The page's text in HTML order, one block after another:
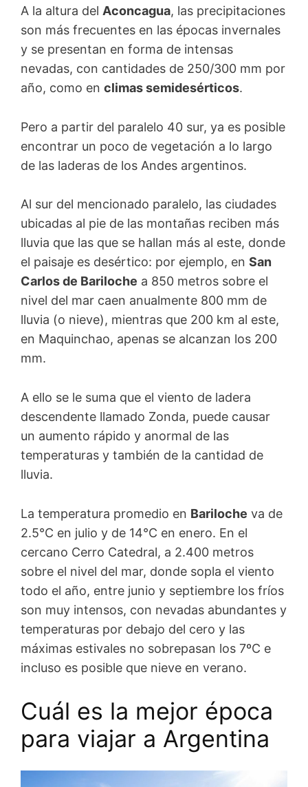
A la altura del Aconcagua, las precipitaciones
son más frecuentes en las épocas invernales
y se presentan en forma de intensas
nevadas, con cantidades de 250/300 mm por
año, como en climas semidesérticos.
Pero a partir del paralelo 40 sur, ya es posible
encontrar un poco de vegetación a lo largo
de las laderas de los Andes argentinos.
Al sur del mencionado paralelo, las ciudades
ubicadas al pie de las montañas reciben más
lluvia que las que se hallan más al este, donde
el paisaje es desértico: por ejemplo, en San
Carlos de Bariloche a 850 metros sobre el
nivel del mar caen anualmente 800 mm de
lluvia (o nieve), mientras que 200 km al este,
en Maquinchao, apenas se alcanzan los 200
mm.
A ello se le suma que el viento de ladera
descendente llamado Zonda, puede causar
un aumento rápido y anormal de las
temperaturas y también de la cantidad de
lluvia.
La temperatura promedio en Bariloche va de
2.5°C en julio y de 14°C en enero. En el
cercano Cerro Catedral, a 2.400 metros
sobre el nivel del mar, donde sopla el viento
todo el año, entre junio y septiembre los fríos
son muy intensos, con nevadas abundantes y
temperaturas por debajo del cero y las
máximas estivales no sobrepasan los 7ºC e
incluso es posible que nieve en verano.
Cuál es la mejor época
para viajar a Argentina